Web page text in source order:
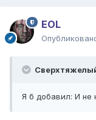
EOL
Я б добавил: И не